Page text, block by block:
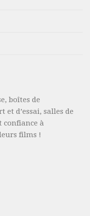
boîtes de
et d’essai, salles de
confiance à
films !